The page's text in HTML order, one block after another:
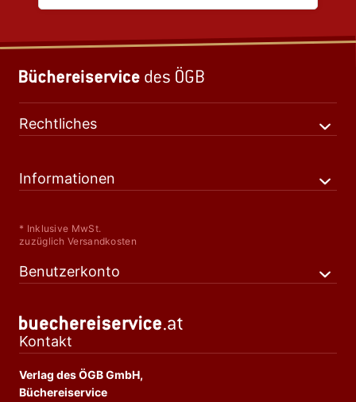
Rechtliches
Informationen
* Inklusive MwSt.
zuzüglich Versandkosten
Benutzerkonto
Kontakt
Verlag des ÖGB GmbH,
Büchereiservice